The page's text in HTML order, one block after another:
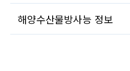
해양수산물방사능 정보